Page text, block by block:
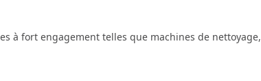
à fort engagement telles que machines de nettoyage,